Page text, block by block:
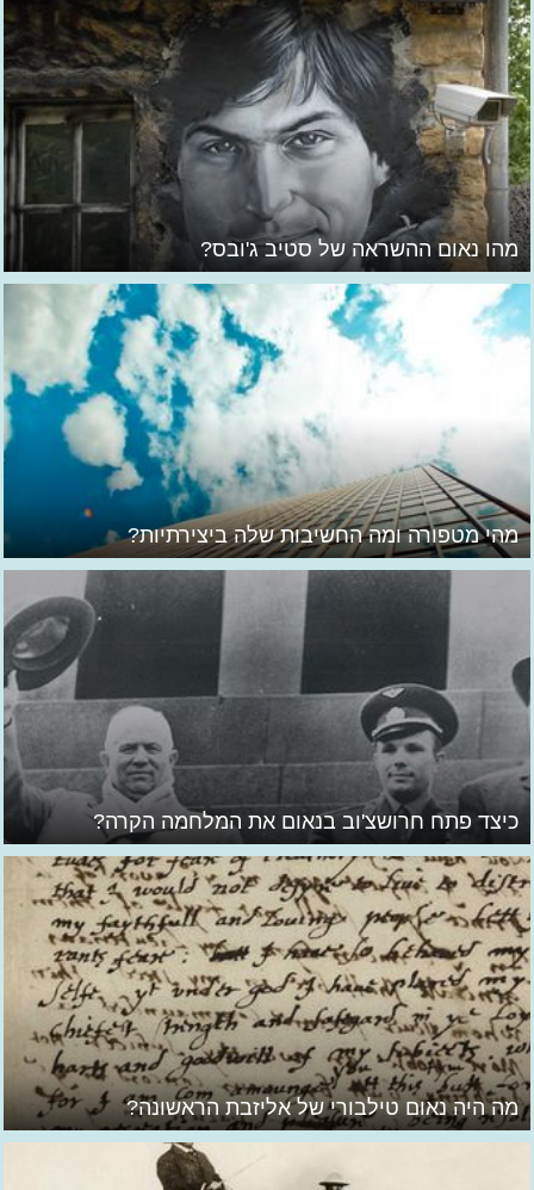
מהו נאום ההשראה של סטיב ג'ובס?
מהי מטפורה ומה החשיבות שלה ביצירתיות?
כיצד פתח חרושצ'וב בנאום את המלחמה הקרה?
מה היה נאום טילבורי של אליזבת הראשונה?